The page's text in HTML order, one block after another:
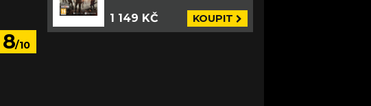
8/10
1 149 KČ KOUPIT